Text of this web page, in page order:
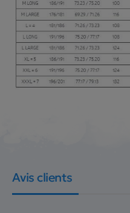
Avis clients